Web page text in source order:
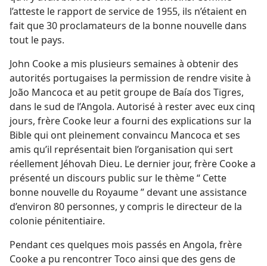
l’atteste le rapport de service de 1955, ils n’étaient en
fait que 30 proclamateurs de la bonne nouvelle dans
tout le pays.
John Cooke a mis plusieurs semaines à obtenir des
autorités portugaises la permission de rendre visite à
João Mancoca et au petit groupe de Baía dos Tigres,
dans le sud de l’Angola. Autorisé à rester avec eux cinq
jours, frère Cooke leur a fourni des explications sur la
Bible qui ont pleinement convaincu Mancoca et ses
amis qu’il représentait bien l’organisation qui sert
réellement Jéhovah Dieu. Le dernier jour, frère Cooke a
présenté un discours public sur le thème “ Cette
bonne nouvelle du Royaume ” devant une assistance
d’environ 80 personnes, y compris le directeur de la
colonie pénitentiaire.
Pendant ces quelques mois passés en Angola, frère
Cooke a pu rencontrer Toco ainsi que des gens de